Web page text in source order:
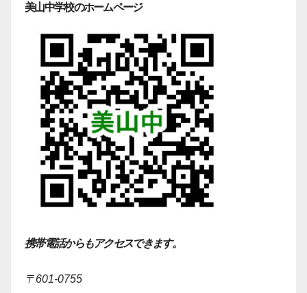
美山中学校のホームページ
携帯電話からもアクセスできます。
〒601-0755